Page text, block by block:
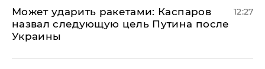
Может ударить ракетами: Каспаров
назвал следующую цель Путина после
Украины
12:27